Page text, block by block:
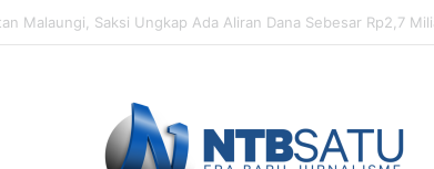
Didik dan Malaungi, Kejari Bima: Alasan Keamanan